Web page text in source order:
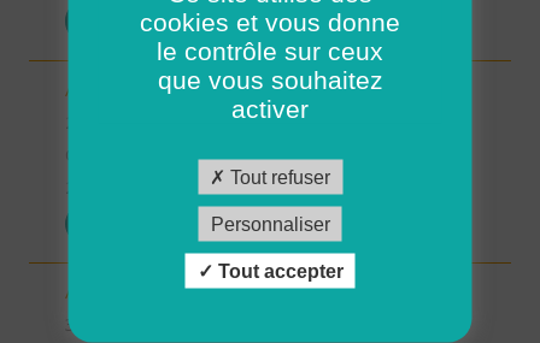
POSTULER
Aide à domicile - CDD été - Saint-Renan (H/F)
Aide à domicile BEDARIEUX (H/F)
34 - Hérault
cookies et vous donne
le contrôle sur ceux
que vous souhaitez
activer
Tout refuser
Personnaliser
Tout accepter